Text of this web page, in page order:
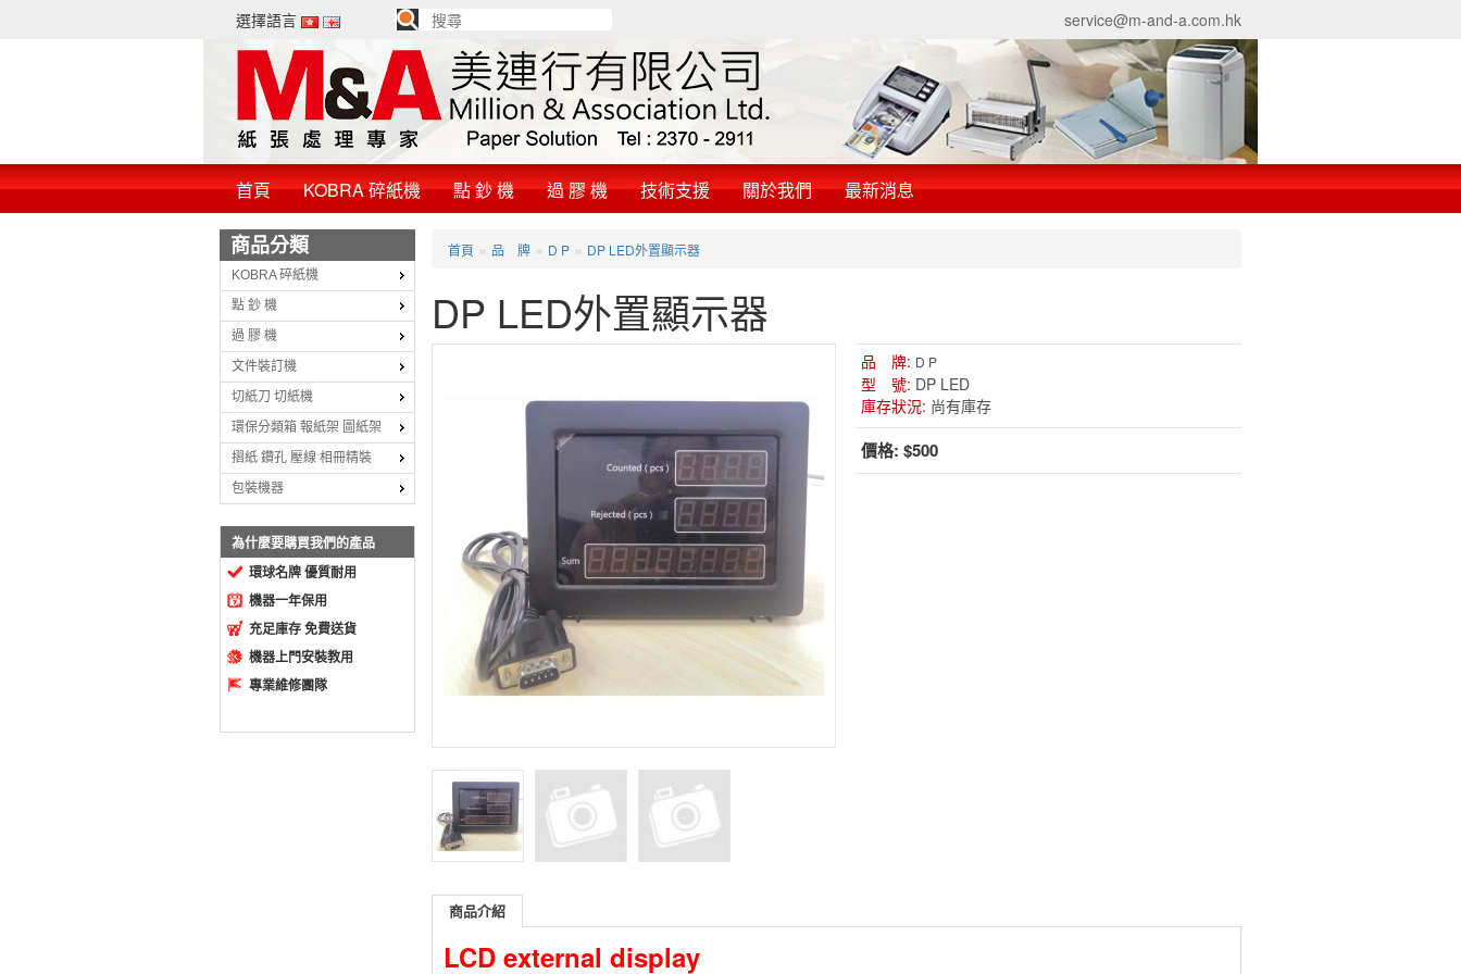
選擇語言 service@m-and-a.com.hk
首頁 KOBRA 碎紙機 點 鈔 機 過 膠 機 技術支援 關於我們 最新消息
商品分類
KOBRA 碎紙機
點 鈔 機
過 膠 機
文件裝訂機
切紙刀 切紙機
環保分類箱 報紙架 圖紙架
摺紙 鑽孔 壓線 相冊精裝
包裝機器
為什麼要購買我們的產品
環球名牌 優質耐用
機器一年保用
充足庫存 免費送貨
機器上門安裝教用
專業維修團隊
首頁 » 品 牌 » D P » DP LED外置顯示器
DP LED外置顯示器
品 牌: D P
型 號: DP LED
庫存狀況: 尚有庫存
價格: $500
商品介紹
LCD external display